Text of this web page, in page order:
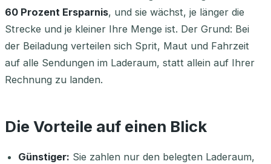
60 Prozent Ersparnis, und sie wächst, je länger die
Strecke und je kleiner Ihre Menge ist. Der Grund: Bei
der Beiladung verteilen sich Sprit, Maut und Fahrzeit
auf alle Sendungen im Laderaum, statt allein auf Ihrer
Rechnung zu landen.
Die Vorteile auf einen Blick
Günstiger: Sie zahlen nur den belegten Laderaum,